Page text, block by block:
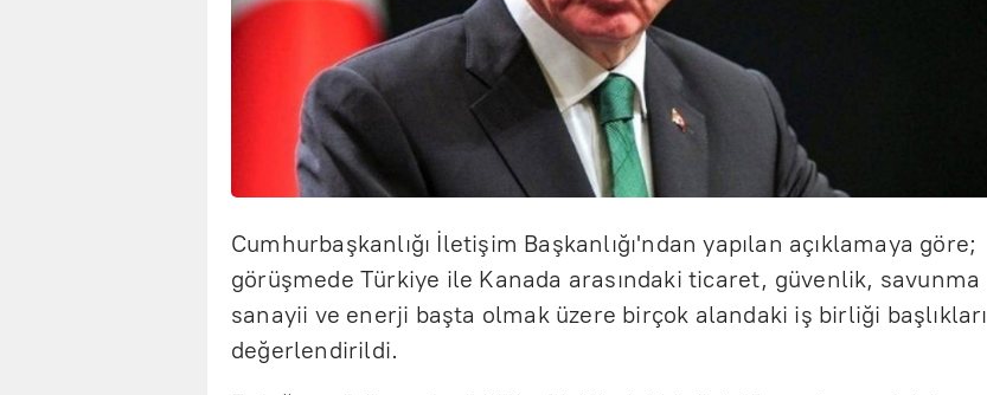
Cumhurbaşkanlığı İletişim Başkanlığı'ndan yapılan açıklamaya göre;
görüşmede Türkiye ile Kanada arasındaki ticaret, güvenlik, savunma
sanayii ve enerji başta olmak üzere birçok alandaki iş birliği başlıkları
değerlendirildi.